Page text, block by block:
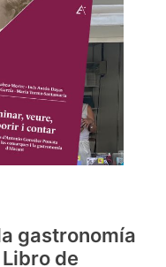
gastronomía
de